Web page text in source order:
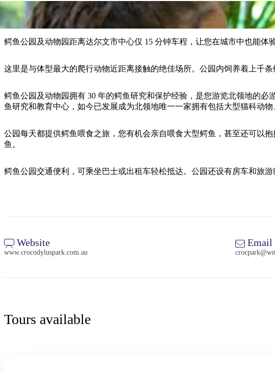
鳄鱼公园及动物园距离达尔文市中心仅 15 分钟车程，让您在城市中也能体
这里是与体型最大的爬行动物近距离接触的绝佳场所。公园内饲养着上千条
鳄鱼公园及动物园拥有 30 年的鳄鱼研究和保护经验，是您游览北领地的
鱼研究和教育中心，如今已发展成为北领地唯一一家拥有包括大型猫科动
公园每天都提供鳄鱼喂食之旅，您有机会亲自喂食大型鳄鱼，甚至还可以
鱼。
鳄鱼公园交通便利，可乘坐巴士或出租车轻松抵达。公园还设有房车和旅游
Website
www.crocodyluspark.com.au
Email
Tours available